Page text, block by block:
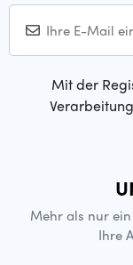
Mit der
Mehr als nur
Ihre